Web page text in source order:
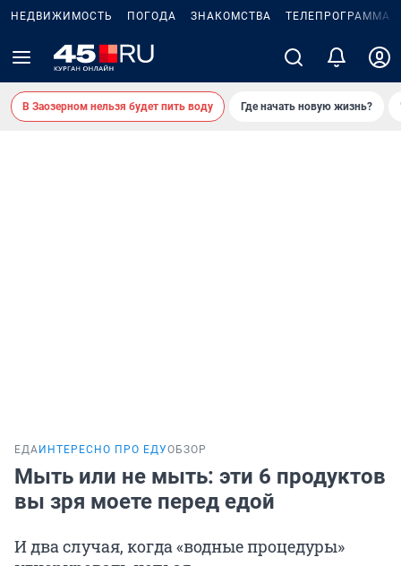
НЕДВИЖИМОСТЬ ПОГОДА ЗНАКОМСТВА ТЕЛЕПРОГРАММА
В Заозерном нельзя будет пить воду Где начать новую жизнь?
ЕДА ИНТЕРЕСНО ПРО ЕДУОБЗОР
Мыть или не мыть: эти 6 продуктов
вы зря моете перед едой
И два случая, когда «водные процедуры»